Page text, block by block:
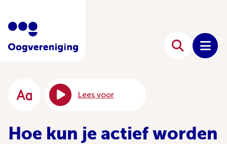
Lees voor
Hoe kun je actief worden